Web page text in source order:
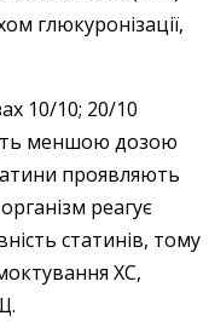
глюкуронізації,
10/10; 20/10
меншою дозою
проявляють
реагує
статинів, тому
ХС,